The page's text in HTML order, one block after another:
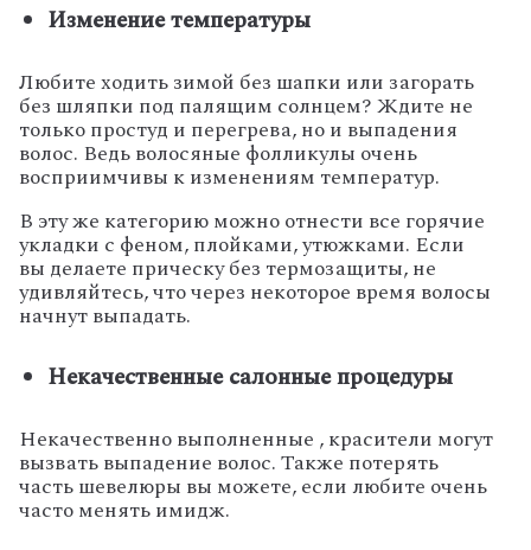
Изменение температуры
Любите ходить зимой без шапки или загорать
без шляпки под палящим солнцем? Ждите не
только простуд и перегрева, но и выпадения
волос. Ведь волосяные фолликулы очень
восприимчивы к изменениям температур.
В эту же категорию можно отнести все горячие
укладки с феном, плойками, утюжками. Если
вы делаете прическу без термозащиты, не
удивляйтесь, что через некоторое время волосы
начнут выпадать.
Некачественные салонные процедуры
Некачественно выполненные , красители могут
вызвать выпадение волос. Также потерять
часть шевелюры вы можете, если любите очень
часто менять имидж.